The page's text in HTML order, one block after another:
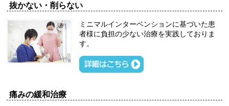
抜かない・削らない
ミニマルインターベンションに基づいた患
者様に負担の少ない治療を実践しておりま
す。
痛みの緩和治療